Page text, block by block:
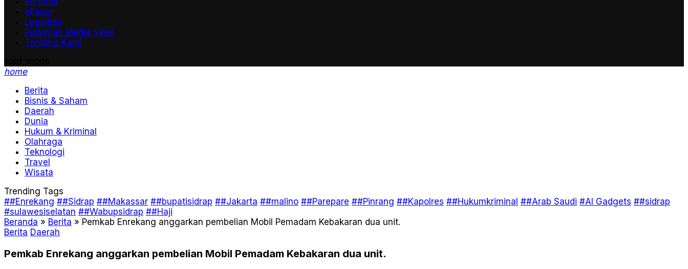
ePaper
Legalitas
Pedoman Media Siber
Tentang Kami
home
Berita
Bisnis & Saham
Daerah
Dunia
Hukum & Kriminal
Olahraga
Teknologi
Travel
Wisata
Trending Tags
##Enrekang ##Sidrap ##Makassar ##bupatisidrap ##Jakarta ##malino ##Parepare ##Pinrang ##Kapolres ##Hukumkriminal ##Arab Saudi #AI Gadgets ##sidrap
#sulawesiselatan ##Wabupsidrap ##Haji
Beranda » Berita » Pemkab Enrekang anggarkan pembelian Mobil Pemadam Kebakaran dua unit.
Berita Daerah
Pemkab Enrekang anggarkan pembelian Mobil Pemadam Kebakaran dua unit.